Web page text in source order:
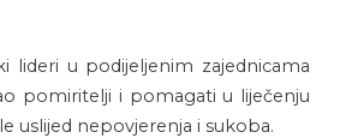
lideri u podijeljenim zajednicama
pomiritelji i pomagati u liječenju
uslijed nepovjerenja i sukoba.